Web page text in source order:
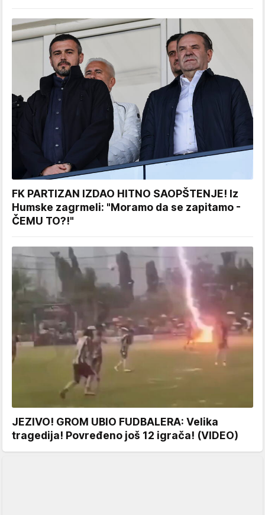
FK PARTIZAN IZDAO HITNO SAOPŠTENJE! Iz
Humske zagrmeli: "Moramo da se zapitamo -
ČEMU TO?!"
JEZIVO! GROM UBIO FUDBALERA: Velika
tragedija! Povređeno još 12 igrača! (VIDEO)